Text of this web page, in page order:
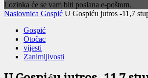
Lozinka će se vam biti poslana e-poštom.
Naslovnica Gospić U Gospiću jutros -11,7
Gospić
Otočac
vijesti
Zanimljivosti